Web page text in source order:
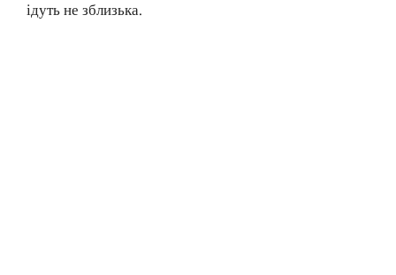
ідуть не зблизька.